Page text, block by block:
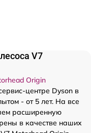
V7
Origin
центре Dyson в
- от 5 лет. На все
расширенную
в качестве наших